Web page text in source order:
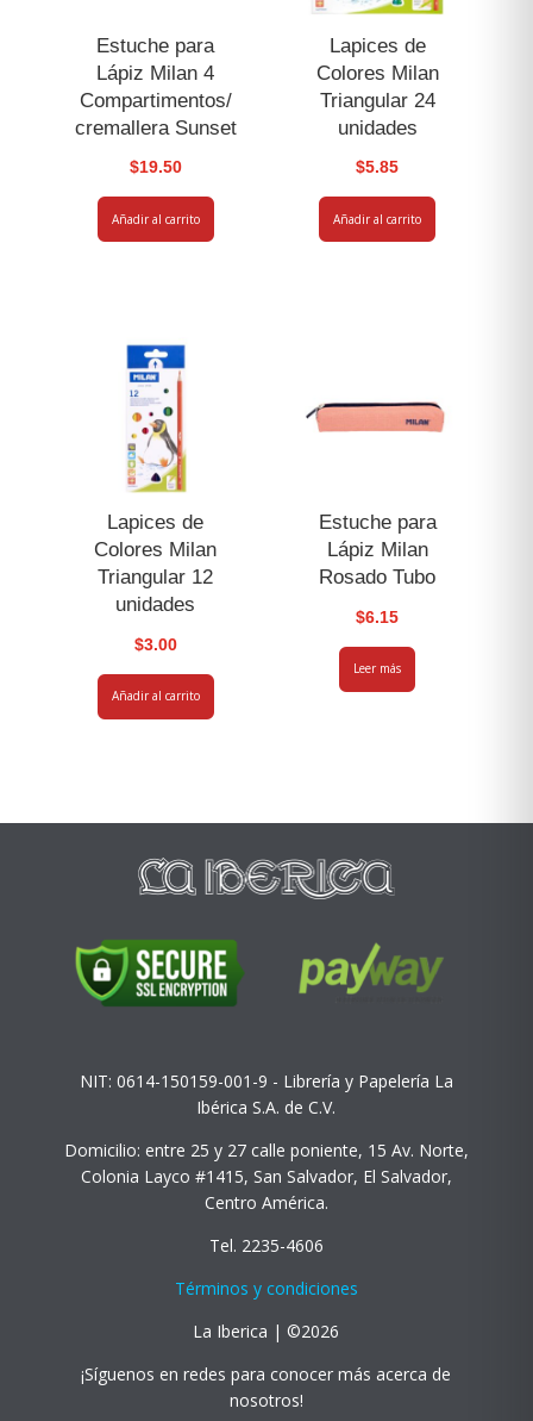
Estuche para
Lápiz Milan 4
Compartimentos/
cremallera Sunset
$19.50
Añadir al carrito
Lapices de
Colores Milan
Triangular 24
unidades
$5.85
Añadir al carrito
Lapices de
Colores Milan
Triangular 12
unidades
$3.00
Añadir al carrito
Estuche para
Lápiz Milan
Rosado Tubo
$6.15
Leer más
NIT: 0614-150159-001-9 - Librería y Papelería La
Ibérica S.A. de C.V.
Domicilio: entre 25 y 27 calle poniente, 15 Av. Norte,
Colonia Layco #1415, San Salvador, El Salvador,
Centro América.
Tel. 2235-4606
Términos y condiciones
La Iberica | ©2026
¡Síguenos en redes para conocer más acerca de
nosotros!